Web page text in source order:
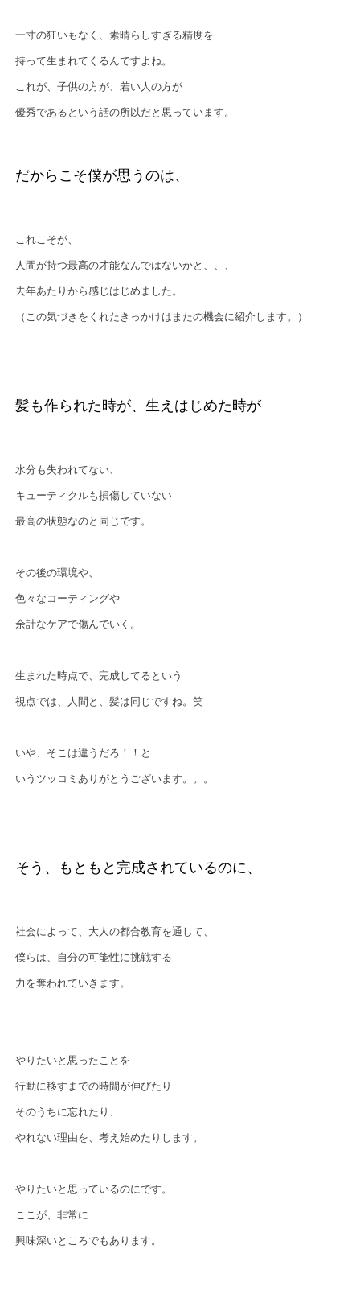
一寸の狂いもなく、素晴らしすぎる精度を
持って生まれてくるんですよね。
これが、子供の方が、若い人の方が
優秀であるという話の所以だと思っています。
だからこそ僕が思うのは、
これこそが、
人間が持つ最高の才能なんではないかと、、、
去年あたりから感じはじめました。
（この気づきをくれたきっかけはまたの機会に紹介します。）
髪も作られた時が、生えはじめた時が
水分も失われてない、
キューティクルも損傷していない
最高の状態なのと同じです。
その後の環境や、
色々なコーティングや
余計なケアで傷んでいく。
生まれた時点で、完成してるという
視点では、人間と、髪は同じですね。笑
いや、そこは違うだろ！！と
いうツッコミありがとうございます。。。
そう、もともと完成されているのに、
社会によって、大人の都合教育を通して、
僕らは、自分の可能性に挑戦する
力を奪われていきます。
やりたいと思ったことを
行動に移すまでの時間が伸びたり
そのうちに忘れたり、
やれない理由を、考え始めたりします。
やりたいと思っているのにです。
ここが、非常に
興味深いところでもあります。